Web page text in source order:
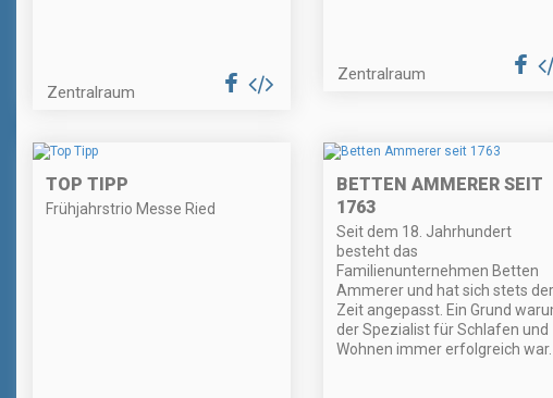
Zentralraum
Zentralraum
TOP TIPP
Frühjahrstrio Messe Ried
BETTEN AMMERER SEIT
1763
Seit dem 18. Jahrhundert
besteht das
Familienunternehmen Betten
Ammerer und hat sich stets der
Zeit angepasst. Ein Grund
der Spezialist für Schlafen und
Wohnen immer erfolgreich war.